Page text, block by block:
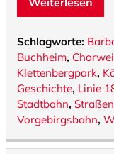
Schlagworte:
Buchheim,
Klettenbergpark,
Geschichte, Linie
Stadtbahn,
Vorgebirgsbahn,